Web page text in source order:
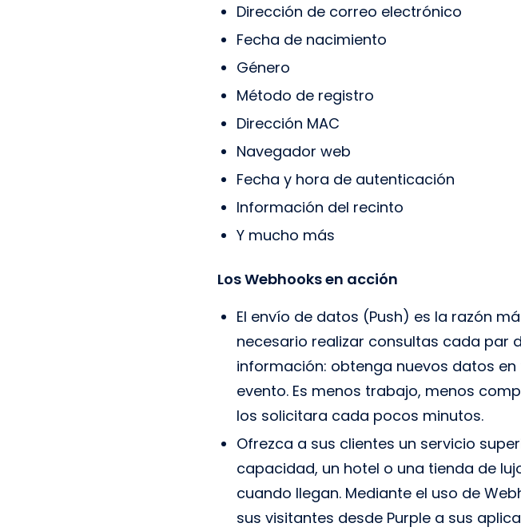
Dirección de correo electrónico
Fecha de nacimiento
Género
Método de registro
Dirección MAC
Navegador web
Fecha y hora de autenticación
Información del recinto
Y mucho más
Los Webhooks en acción
El envío de datos (Push) es la razón
necesario realizar consultas cada par
información: obtenga nuevos datos
evento. Es menos trabajo, menos
los solicitara cada pocos minutos.
Ofrezca a sus clientes un servicio
capacidad, un hotel o una tienda de
cuando llegan. Mediante el uso de
sus visitantes desde Purple a sus